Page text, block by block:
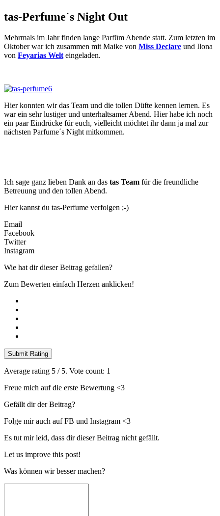
tas-Perfume´s Night Out
Mehrmals im Jahr finden lange Parfüm Abende statt. Zum letzten im
Oktober war ich zusammen mit Maike von Miss Declare und Ilona
von Feyarias Welt eingeladen.
Hier konnten wir das Team und die tollen Düfte kennen lernen. Es
war ein sehr lustiger und unterhaltsamer Abend. Hier habe ich noch
ein paar Eindrücke für euch, vielleicht möchtet ihr dann ja mal zur
nächsten Parfume´s Night mitkommen.
Ich sage ganz lieben Dank an das tas Team für die freundliche
Betreuung und den tollen Abend.
Hier kannst du tas-Perfume verfolgen ;-)
Email
Facebook
Twitter
Instagram
Wie hat dir dieser Beitrag gefallen?
Zum Bewerten einfach Herzen anklicken!
Submit Rating
Average rating 5 / 5. Vote count: 1
Freue mich auf die erste Bewertung <3
Gefällt dir der Beitrag?
Folge mir auch auf FB und Instagram <3
Es tut mir leid, dass dir dieser Beitrag nicht gefällt.
Let us improve this post!
Was können wir besser machen?